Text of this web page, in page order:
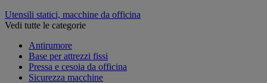
Utensili statici, macchine da officina
Vedi tutte le categorie
Antirumore
Base per attrezzi fissi
Pressa e cesoia da officina
Sicurezza macchine